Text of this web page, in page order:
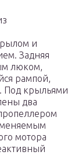
и
Задняя
люком,
рампой,
Под крыльями
два
мотора